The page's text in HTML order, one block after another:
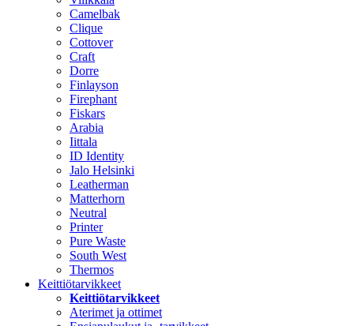
Camelbak
Clique
Cottover
Craft
Dorre
Finlayson
Firephant
Fiskars
Arabia
Iittala
ID Identity
Jalo Helsinki
Leatherman
Matterhorn
Neutral
Printer
Pure Waste
South West
Thermos
Keittiötarvikkeet
Keittiötarvikkeet
Aterimet ja ottimet